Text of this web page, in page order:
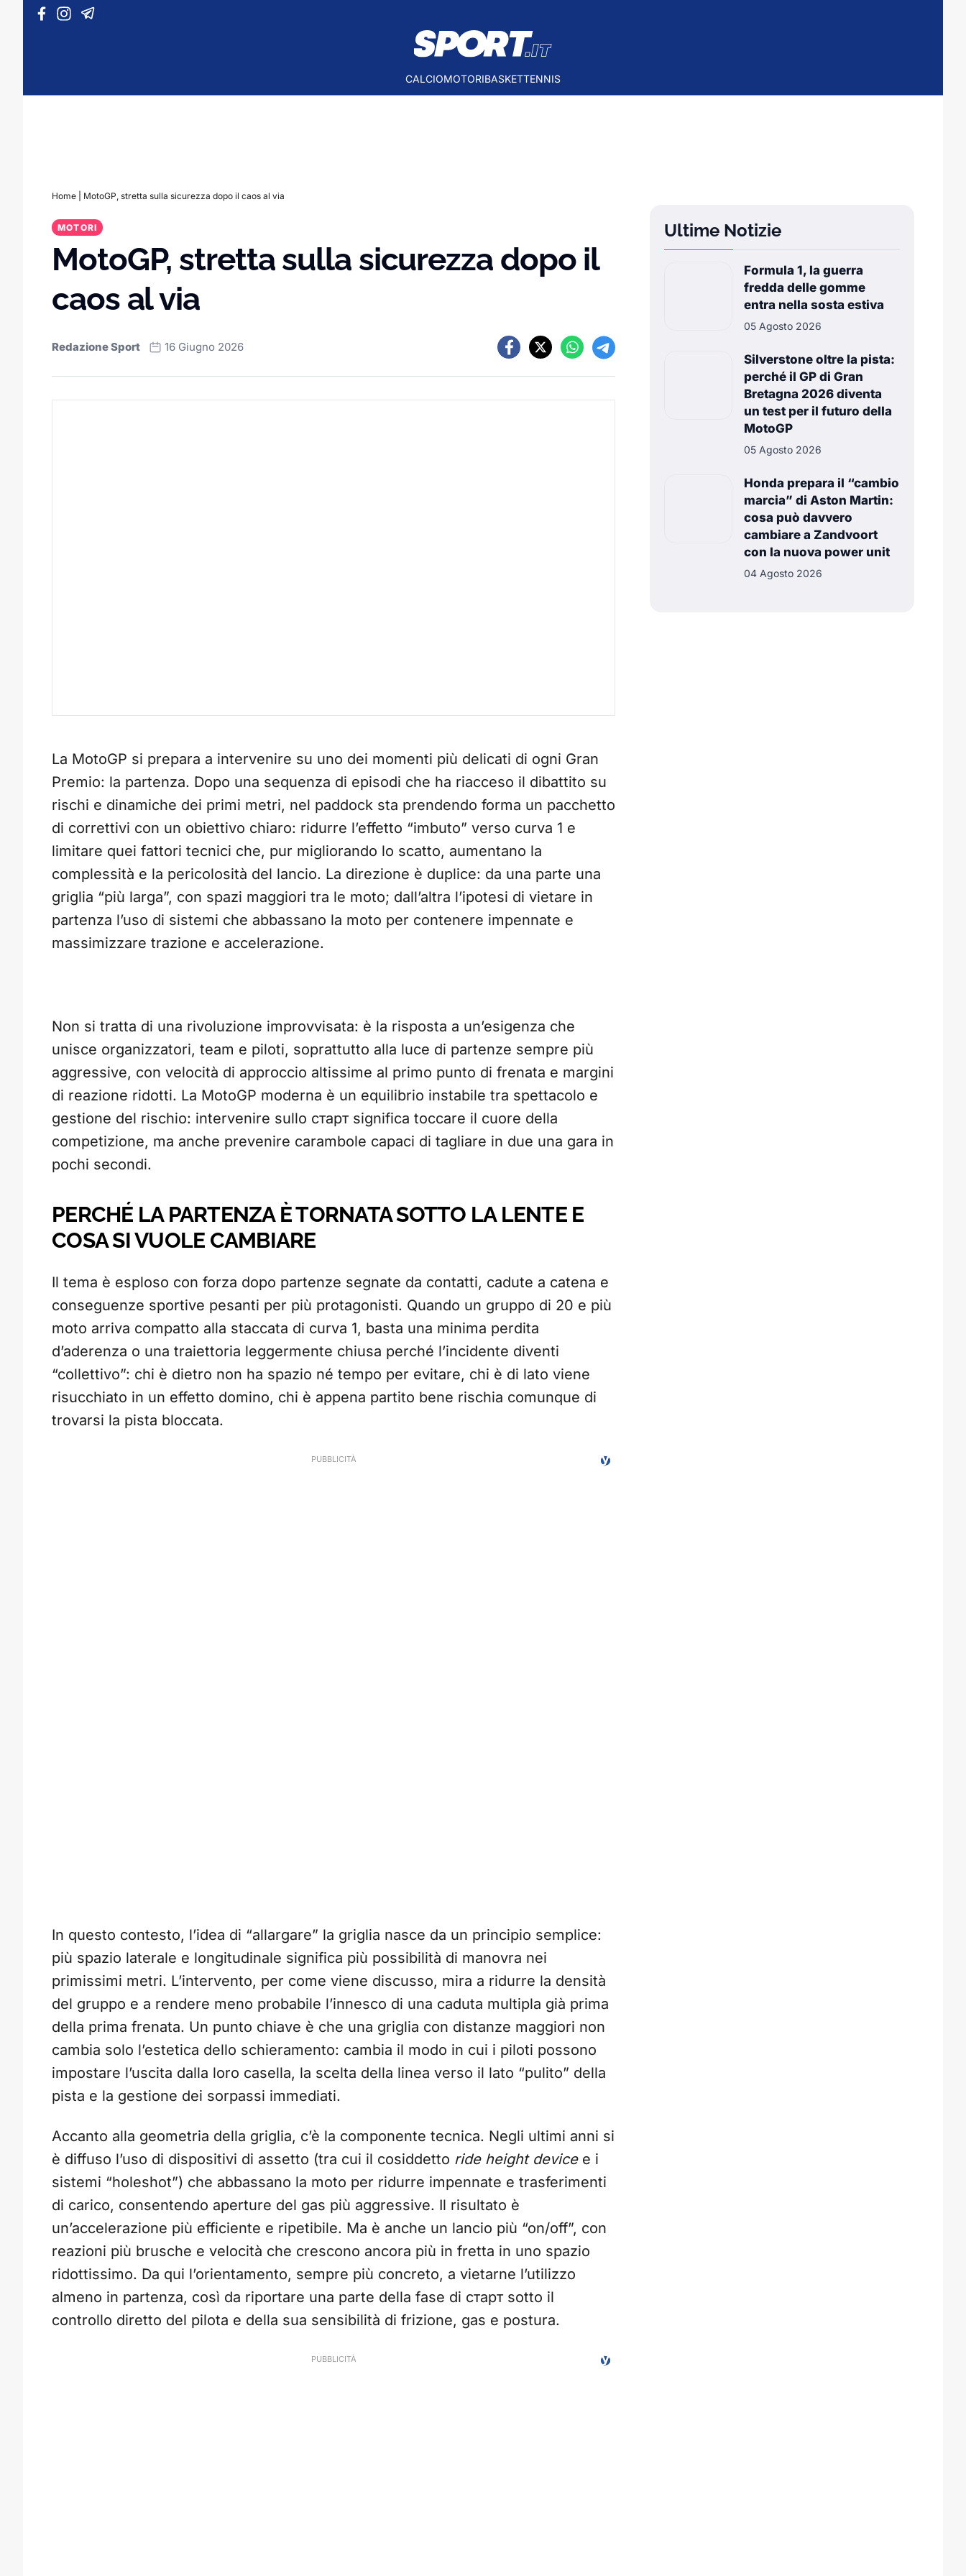
Vai al contenuto
CALCIOMOTORIBASKETTENNIS
Home MotoGP, stretta sulla sicurezza dopo il caos al via
MOTORI
MotoGP, stretta sulla sicurezza dopo il
caos al via
Redazione Sport 16 Giugno 2026
La MotoGP si prepara a intervenire su uno dei momenti più delicati di ogni Gran
Premio: la partenza. Dopo una sequenza di episodi che ha riacceso il dibattito su
rischi e dinamiche dei primi metri, nel paddock sta prendendo forma un pacchetto
di correttivi con un obiettivo chiaro: ridurre l’effetto “imbuto” verso curva 1 e
limitare quei fattori tecnici che, pur migliorando lo scatto, aumentano la
complessità e la pericolosità del lancio. La direzione è duplice: da una parte una
griglia “più larga”, con spazi maggiori tra le moto; dall’altra l’ipotesi di vietare in
partenza l’uso di sistemi che abbassano la moto per contenere impennate e
massimizzare trazione e accelerazione.
Non si tratta di una rivoluzione improvvisata: è la risposta a un’esigenza che
unisce organizzatori, team e piloti, soprattutto alla luce di partenze sempre più
aggressive, con velocità di approccio altissime al primo punto di frenata e margini
di reazione ridotti. La MotoGP moderna è un equilibrio instabile tra spettacolo e
gestione del rischio: intervenire sullo старт significa toccare il cuore della
competizione, ma anche prevenire carambole capaci di tagliare in due una gara in
pochi secondi.
PERCHÉ LA PARTENZA È TORNATA SOTTO LA LENTE E
COSA SI VUOLE CAMBIARE
Il tema è esploso con forza dopo partenze segnate da contatti, cadute a catena e
conseguenze sportive pesanti per più protagonisti. Quando un gruppo di 20 e più
moto arriva compatto alla staccata di curva 1, basta una minima perdita
d’aderenza o una traiettoria leggermente chiusa perché l’incidente diventi
“collettivo”: chi è dietro non ha spazio né tempo per evitare, chi è di lato viene
risucchiato in un effetto domino, chi è appena partito bene rischia comunque di
trovarsi la pista bloccata.
In questo contesto, l’idea di “allargare” la griglia nasce da un principio semplice:
più spazio laterale e longitudinale significa più possibilità di manovra nei
primissimi metri. L’intervento, per come viene discusso, mira a ridurre la densità
del gruppo e a rendere meno probabile l’innesco di una caduta multipla già prima
della prima frenata. Un punto chiave è che una griglia con distanze maggiori non
cambia solo l’estetica dello schieramento: cambia il modo in cui i piloti possono
impostare l’uscita dalla loro casella, la scelta della linea verso il lato “pulito” della
pista e la gestione dei sorpassi immediati.
Accanto alla geometria della griglia, c’è la componente tecnica. Negli ultimi anni si
è diffuso l’uso di dispositivi di assetto (tra cui il cosiddetto ride height devicee i
sistemi “holeshot”) che abbassano la moto per ridurre impennate e trasferimenti
di carico, consentendo aperture del gas più aggressive. Il risultato è
un’accelerazione più efficiente e ripetibile. Ma è anche un lancio più “on/off”, con
reazioni più brusche e velocità che crescono ancora più in fretta in uno spazio
ridottissimo. Da qui l’orientamento, sempre più concreto, a vietarne l’utilizzo
almeno in partenza, così da riportare una parte della fase di старт sotto il
controllo diretto del pilota e della sua sensibilità di frizione, gas e postura.
Ultime Notizie
Formula 1, la guerra
fredda delle gomme
entra nella sosta estiva
05 Agosto 2026
Silverstone oltre la pista:
perché il GP di Gran
Bretagna 2026 diventa
un test per il futuro della
MotoGP
05 Agosto 2026
Honda prepara il “cambio
marcia” di Aston Martin:
cosa può davvero
cambiare a Zandvoort
con la nuova power unit
04 Agosto 2026